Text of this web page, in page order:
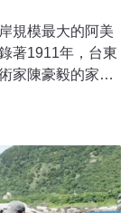
規模最大的阿美
著1911年，台東
家陳豪毅的家
藤在原住民文化
對於藤的運用越
漸在陳豪毅心中
，就是傳統知識